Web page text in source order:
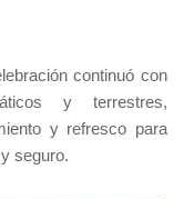
continuó con
y terrestres,
y refresco para
seguro.